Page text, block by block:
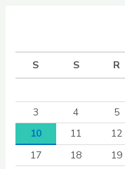
S
S R
3
4 5
10
11 12
17
18 19